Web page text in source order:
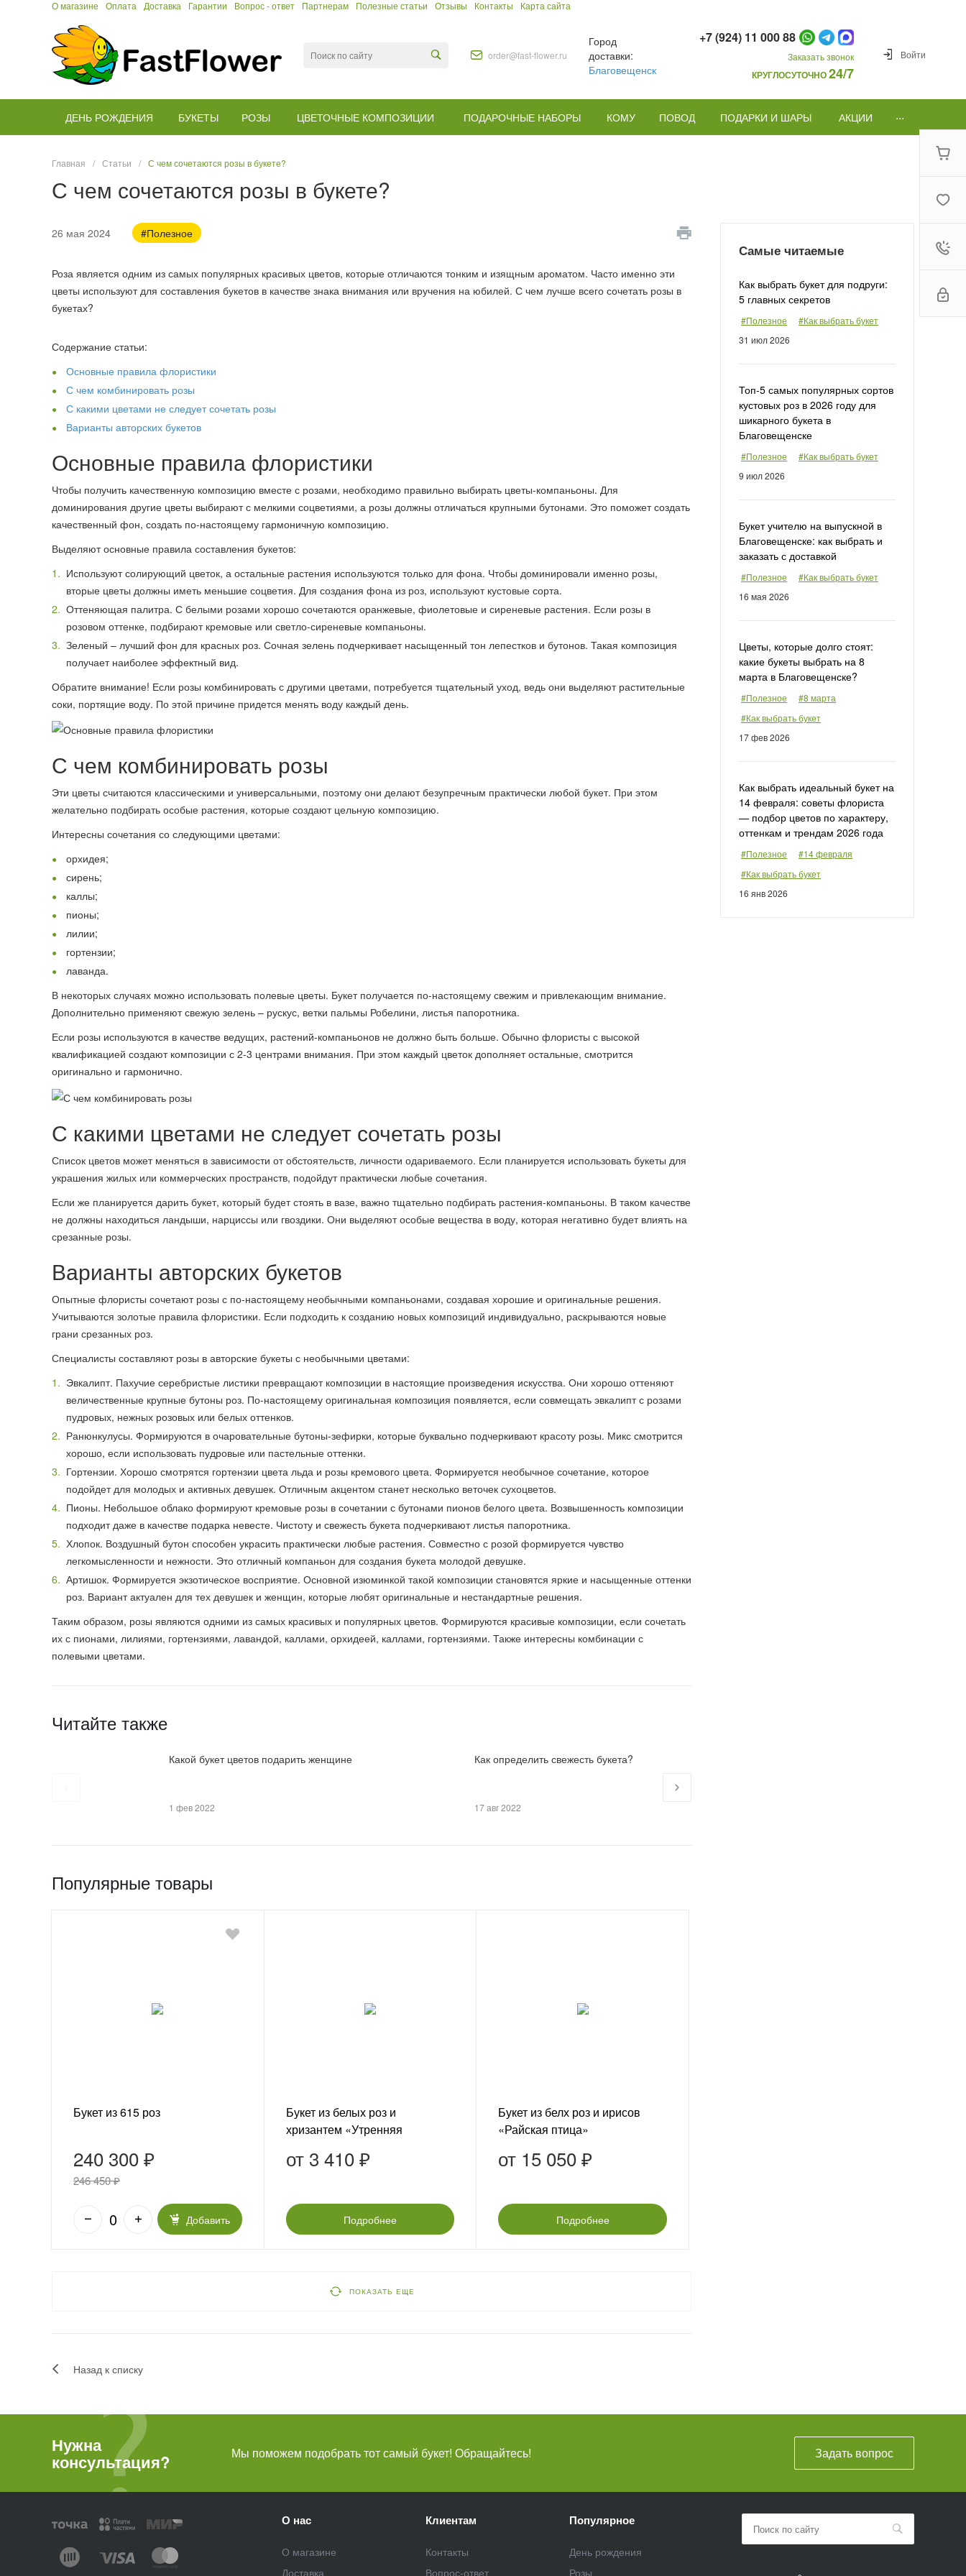
О магазине Оплата Доставка Гарантии Вопрос - ответ Партнерам Полезные статьи Отзывы Контакты Карта сайта
order@fast-flower.ru
Город
доставки:
Благовещенск
+7 (924) 11 000 88
Заказать звонок
КРУГЛОСУТОЧНО24/7
Войти
ДЕНЬ РОЖДЕНИЯ БУКЕТЫ РОЗЫ ЦВЕТОЧНЫЕ КОМПОЗИЦИИ ПОДАРОЧНЫЕ НАБОРЫ КОМУ ПОВОД ПОДАРКИ И ШАРЫ АКЦИИ ...
Главная / Статьи / С чем сочетаются розы в букете?
С чем сочетаются розы в букете?
Самые читаемые
Как выбрать букет для подруги:
5 главных секретов
#Полезное
#Как выбрать букет
31 июл 2026
Топ-5 самых популярных сортов
кустовых роз в 2026 году для
шикарного букета в
Благовещенске
#Полезное
#Как выбрать букет
9 июл 2026
Букет учителю на выпускной в
Благовещенске: как выбрать и
заказать с доставкой
#Полезное
#Как выбрать букет
16 мая 2026
Цветы, которые долго стоят:
какие букеты выбрать на 8
марта в Благовещенске?
#Полезное
#8 марта
#Как выбрать букет
17 фев 2026
Как выбрать идеальный букет на
14 февраля: советы флориста
— подбор цветов по характеру,
оттенкам и трендам 2026 года
#Полезное
#14 февраля
#Как выбрать букет
16 янв 2026
26 мая 2024 #Полезное
Роза является одним из самых популярных красивых цветов, которые отличаются тонким и изящным ароматом. Часто именно эти
цветы используют для составления букетов в качестве знака внимания или вручения на юбилей. С чем лучше всего сочетать розы в
букетах?
Содержание статьи:
Основные правила флористики
С чем комбинировать розы
С какими цветами не следует сочетать розы
Варианты авторских букетов
Основные правила флористики
Чтобы получить качественную композицию вместе с розами, необходимо правильно выбирать цветы-компаньоны. Для
доминирования другие цветы выбирают с мелкими соцветиями, а розы должны отличаться крупными бутонами. Это поможет создать
качественный фон, создать по-настоящему гармоничную композицию.
Выделяют основные правила составления букетов:
Используют солирующий цветок, а остальные растения используются только для фона. Чтобы доминировали именно розы,
вторые цветы должны иметь меньшие соцветия. Для создания фона из роз, используют кустовые сорта.
Оттеняющая палитра. С белыми розами хорошо сочетаются оранжевые, фиолетовые и сиреневые растения. Если розы в
розовом оттенке, подбирают кремовые или светло-сиреневые компаньоны.
Зеленый – лучший фон для красных роз. Сочная зелень подчеркивает насыщенный тон лепестков и бутонов. Такая композиция
получает наиболее эффектный вид.
Обратите внимание! Если розы комбинировать с другими цветами, потребуется тщательный уход, ведь они выделяют растительные
соки, портящие воду. По этой причине придется менять воду каждый день.
С чем комбинировать розы
Эти цветы считаются классическими и универсальными, поэтому они делают безупречным практически любой букет. При этом
желательно подбирать особые растения, которые создают цельную композицию.
Интересны сочетания со следующими цветами:
орхидея;
сирень;
каллы;
пионы;
лилии;
гортензии;
лаванда.
В некоторых случаях можно использовать полевые цветы. Букет получается по-настоящему свежим и привлекающим внимание.
Дополнительно применяют свежую зелень – рускус, ветки пальмы Робелини, листья папоротника.
Если розы используются в качестве ведущих, растений-компаньонов не должно быть больше. Обычно флористы с высокой
квалификацией создают композиции с 2-3 центрами внимания. При этом каждый цветок дополняет остальные, смотрится
оригинально и гармонично.
С какими цветами не следует сочетать розы
Список цветов может меняться в зависимости от обстоятельств, личности одариваемого. Если планируется использовать букеты для
украшения жилых или коммерческих пространств, подойдут практически любые сочетания.
Если же планируется дарить букет, который будет стоять в вазе, важно тщательно подбирать растения-компаньоны. В таком качестве
не должны находиться ландыши, нарциссы или гвоздики. Они выделяют особые вещества в воду, которая негативно будет влиять на
срезанные розы.
Варианты авторских букетов
Опытные флористы сочетают розы с по-настоящему необычными компаньонами, создавая хорошие и оригинальные решения.
Учитываются золотые правила флористики. Если подходить к созданию новых композиций индивидуально, раскрываются новые
грани срезанных роз.
Специалисты составляют розы в авторские букеты с необычными цветами:
Эвкалипт. Пахучие серебристые листики превращают композиции в настоящие произведения искусства. Они хорошо оттеняют
величественные крупные бутоны роз. По-настоящему оригинальная композиция появляется, если совмещать эвкалипт с розами
пудровых, нежных розовых или белых оттенков.
Ранюнкулусы. Формируются в очаровательные бутоны-зефирки, которые буквально подчеркивают красоту розы. Микс смотрится
хорошо, если использовать пудровые или пастельные оттенки.
Гортензии. Хорошо смотрятся гортензии цвета льда и розы кремового цвета. Формируется необычное сочетание, которое
подойдет для молодых и активных девушек. Отличным акцентом станет несколько веточек сухоцветов.
Пионы. Небольшое облако формируют кремовые розы в сочетании с бутонами пионов белого цвета. Возвышенность композиции
подходит даже в качестве подарка невесте. Чистоту и свежесть букета подчеркивают листья папоротника.
Хлопок. Воздушный бутон способен украсить практически любые растения. Совместно с розой формируется чувство
легкомысленности и нежности. Это отличный компаньон для создания букета молодой девушке.
Артишок. Формируется экзотическое восприятие. Основной изюминкой такой композиции становятся яркие и насыщенные оттенки
роз. Вариант актуален для тех девушек и женщин, которые любят оригинальные и нестандартные решения.
Таким образом, розы являются одними из самых красивых и популярных цветов. Формируются красивые композиции, если сочетать
их с пионами, лилиями, гортензиями, лавандой, каллами, орхидеей, каллами, гортензиями. Также интересны комбинации с
полевыми цветами.
Читайте также
Какой букет цветов подарить женщине
1 фев 2022
Как определить свежесть букета?
17 авг 2022
Популярные товары
Букет из 615 роз
240 300 ₽
246 450 ₽
Добавить
Букет из белых роз и
хризантем «Утренняя
от 3 410 ₽
Подробнее
Букет из белх роз и ирисов
«Райская птица»
от 15 050 ₽
Подробнее
ПОКАЗАТЬ ЕЩЕ
Назад к списку
Нужна
консультация? Мы поможем подобрать тот самый букет! Обращайтесь! Задать вопрос
О нас
О магазине
Доставка
Клиентам
Контакты
Вопрос-ответ
Популярное
День рождения
Розы